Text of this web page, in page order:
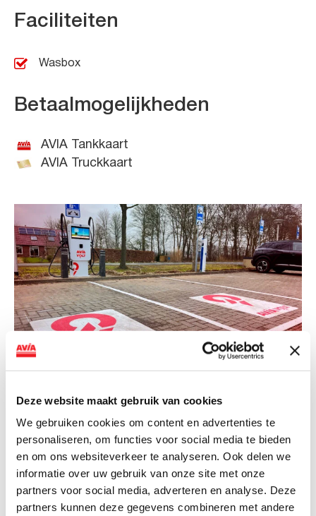
Deze website maakt gebruik van cookies
We gebruiken cookies om content en advertenties te
personaliseren, om functies voor social media te bieden
en om ons websiteverkeer te analyseren. Ook delen we
informatie over uw gebruik van onze site met onze
partners voor social media, adverteren en analyse. Deze
partners kunnen deze gegevens combineren met andere
Faciliteiten
Wasbox
Betaalmogelijkheden
AVIA Tankkaart
AVIA Truckkaart
AVIA VOLT en Fletcher Hotels starten
landelijke uitrol van DC-
snellaadinfrastructuur
AVIA VOLT en Fletcher Hotels starten landelijke uitrol